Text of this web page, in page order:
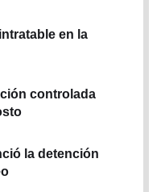
en la
controlada
la detención